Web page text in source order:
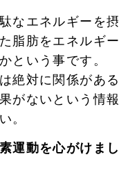
なエネルギーを摂
脂肪をエネルギー
という事です。
絶対に関係がある
がないという情報
。
運動を心がけまし